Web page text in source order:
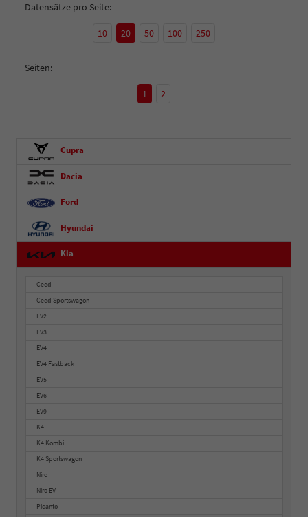
Datensätze pro Seite:
10 20 50 100 250
Seiten:
1 2
Cupra
Dacia
Ford
Hyundai
Kia
Ceed
Ceed Sportswagon
EV2
EV3
EV4
EV4 Fastback
EV5
EV6
EV9
K4
K4 Kombi
K4 Sportswagon
Niro
Niro EV
Picanto